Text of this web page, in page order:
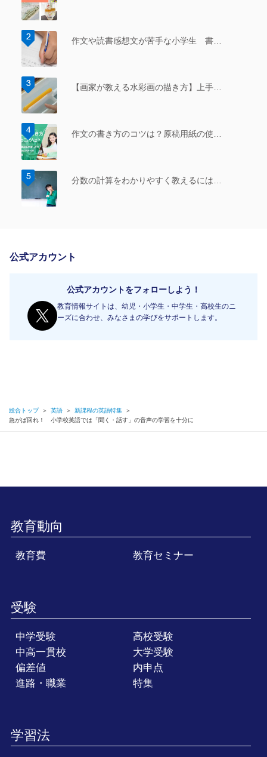
作文や読書感想文が苦手な小学生 書…
【画家が教える水彩画の描き方】上手…
作文の書き方のコツは？原稿用紙の使…
分数の計算をわかりやすく教えるには…
公式アカウント
公式アカウントをフォローしよう！
教育情報サイトは、幼児・小学生・中学生・高校生のニ
ーズに合わせ、みなさまの学びをサポートします。
総合トップ ＞ 英語 ＞ 新課程の英語特集
＞
急がば回れ！ 小学校英語では「聞く・話す」の音声の学習を十分に
教育動向
教育費 教育セミナー
受験
中学受験
高校受験
中高一貫校
大学受験
偏差値
内申点
進路・職業
特集
学習法